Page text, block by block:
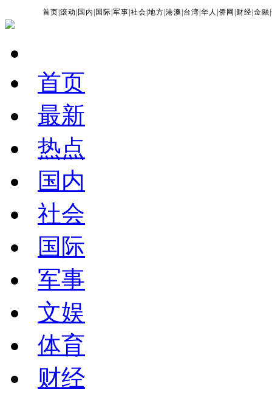
首页 |滚动 国内 国际 |军事 |社会 |地方 |港澳 台湾 |华人 |侨网 财经 |金融 |
首页
最新
热点
国内
社会
国际
军事
文娱
体育
财经